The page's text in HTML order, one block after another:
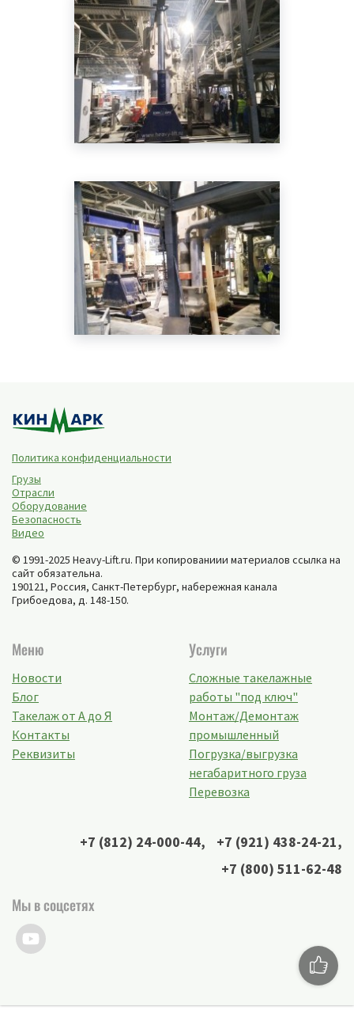
Политика конфиденциальности
Грузы
Отрасли
Оборудование
Безопасность
Видео
© 1991-2025 Heavy-Lift.ru. При копированиии материалов ссылка на
сайт обязательна.
190121, Россия, Санкт-Петербург, набережная канала
Грибоедова, д. 148-150.
Меню
Новости
Блог
Такелаж от А до Я
Контакты
Реквизиты
Услуги
Сложные такелажные
работы "под ключ"
Монтаж/Демонтаж
промышленный
Погрузка/выгрузка
негабаритного груза
Перевозка
+7 (812) 24-000-44, +7 (921) 438-24-21,
+7 (800) 511-62-48
Мы в соцсетях